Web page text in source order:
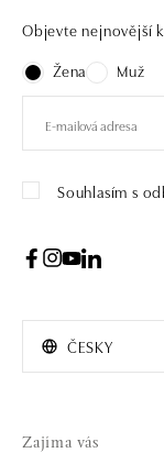
Objevte nejnovější
Žena
Muž
Souhlasím s
ČESKY
Zajíma vás